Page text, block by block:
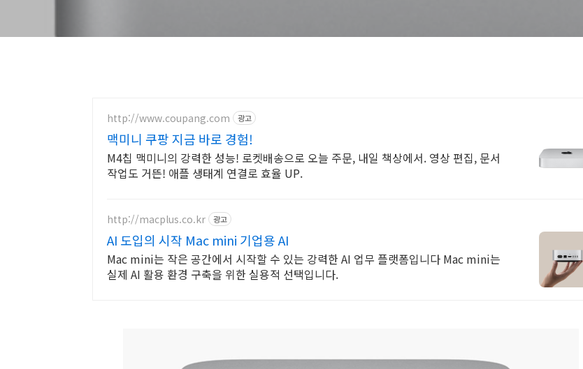
http://www.coupang.com 광고
맥미니 쿠팡 지금 바로 경험!
M4칩 맥미니의 강력한 성능! 로켓배송으로 오늘 주문, 내일 책상에서. 영상 편집, 문서
작업도 거뜬! 애플 생태계 연결로 효율 UP.
http://macplus.co.kr 광고
AI 도입의 시작 Mac mini 기업용 AI
Mac mini는 작은 공간에서 시작할 수 있는 강력한 AI 업무 플랫폼입니다 Mac mini는
실제 AI 활용 환경 구축을 위한 실용적 선택입니다.